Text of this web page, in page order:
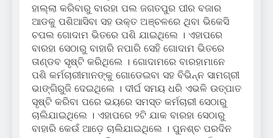
ହାଲ୍ଲା କରିବାରୁ ବାରହା ପଲ ଜଗତପୁର ପୀର ବଜାର
ଆଡକୁ ପଶିଆସିବା ସହ ଉକ୍ତ ଅଞ୍ଚଳରେ ଥିବା ଭିକେସି
ଚପଲ ଗୋଦାମ ଭିତରେ ପଶି ଯାଇଥିଲେ । ଏହାପରେ
ବାରହା ସେଠାରୁ ବାହାରି ନପାରି ସେହି ଗୋଦାମ ଭିତରେ
ତାଣ୍ଡବ ସୃଷ୍ଟି କରିଥିଲେ । ଗୋଦାମରେ ବାରହାମାନେ
ପଶି କର୍ମଚାରୀମାନଙ୍କୁ ଗୋଡେଇବା ସହ ବିଭିନ୍ନ ସାମଗ୍ରୀ
ଭାଙ୍ଗିରୁଜି ଦେଇଥିଲେ । ଦୀର୍ଘ ସମୟ ଧରି ଏଭଳି ଉତ୍ପାତ
ସୃଷ୍ଟି କରିବା ପରେ ଭୟରେ ସମସ୍ତ କର୍ମଚାରୀ ସେଠାରୁ
ଚାଲିଯାଇଥିଲେ । ଏହାପରେ ୨ଟି ଯାକ ବାରହା ସେଠାରୁ
ବାହାରି କେଉଁ ଆଡ଼େ ଚାଲିଯାଇଥିଲେ । ପୁନଶ୍ଚ ପରଦିନ